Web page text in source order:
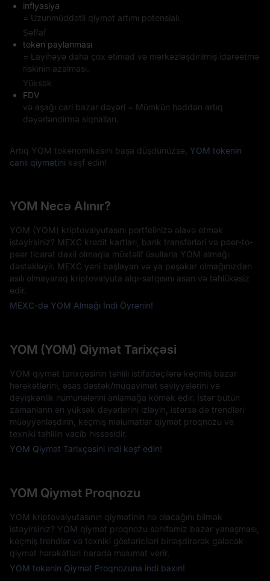
inflyasiya
= Uzunmüddətli qiymət artımı potensialı.
Şəffaf
token paylanması
= Layihəyə daha çox etimad və mərkəzləşdirilmiş idarəetmə
riskinin azalması.
Yüksək
FDV
və aşağı cari bazar dəyəri = Mümkün həddən artıq
dəyərləndirmə siqnalları.
Artıq YOM tokenomikasını başa düşdünüzsə, YOM tokenin
canlı qiymətini kəşf edin!
YOM Necə Alınır?
YOM (YOM) kriptovalyutasını portfelinizə əlavə etmək
istəyirsiniz? MEXC kredit kartları, bank transferləri və peer-to-
peer ticarət daxil olmaqla müxtəlif üsullarla YOM almağı
dəstəkləyir. MEXC yeni başlayan və ya peşəkar olmağınızdan
asılı olmayaraq kriptovalyuta alqı-satqısını asan və təhlükəsiz
edir.
MEXC-də YOM Almağı İndi Öyrənin!
YOM (YOM) Qiymət Tarixçəsi
YOM qiymət tarixçəsinin təhlili istifadəçilərə keçmiş bazar
hərəkətlərini, əsas dəstək/müqavimət səviyyələrini və
dəyişkənlik nümunələrini anlamağa kömək edir. İstər bütün
zamanların ən yüksək dəyərlərini izləyin, istərsə də trendləri
müəyyənləşdirin, keçmiş məlumatlar qiymət proqnozu və
texniki təhlilin vacib hissəsidir.
YOM Qiymət Tarixçəsini indi kəşf edin!
YOM Qiymət Proqnozu
YOM kriptovalyutasının qiymətinin nə olacağını bilmək
istəyirsiniz? YOM qiymət proqnozu səhifəmiz bazar yanaşması,
keçmiş trendlər və texniki göstəriciləri birləşdirərək gələcək
qiymət hərəkətləri barədə məlumat verir.
YOM tokenin Qiymət Proqnozuna indi baxın!